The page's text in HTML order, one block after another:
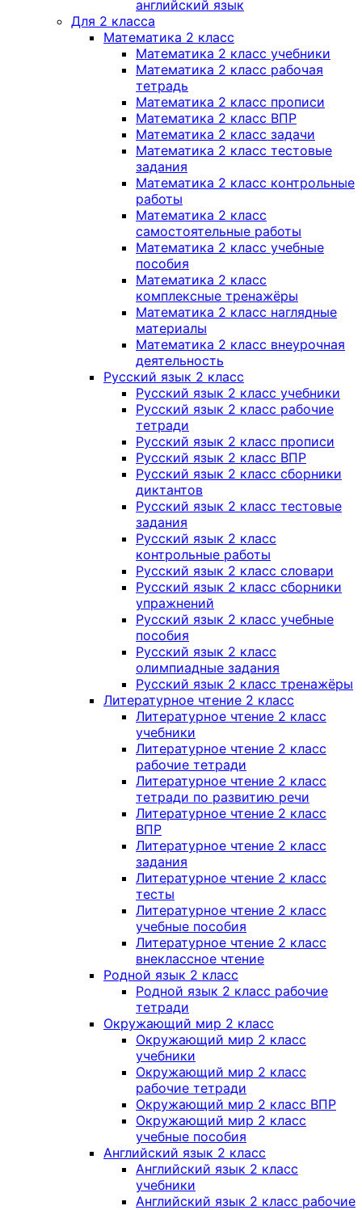
английский язык
Для 2 класса
Математика 2 класс
Математика 2 класс учебники
Математика 2 класс рабочая
тетрадь
Математика 2 класс прописи
Математика 2 класс ВПР
Математика 2 класс задачи
Математика 2 класс тестовые
задания
Математика 2 класс контрольные
работы
Математика 2 класс
самостоятельные работы
Математика 2 класс учебные
пособия
Математика 2 класс
комплексные тренажёры
Математика 2 класс наглядные
материалы
Математика 2 класс внеурочная
деятельность
Русский язык 2 класс
Русский язык 2 класс учебники
Русский язык 2 класс рабочие
тетради
Русский язык 2 класс прописи
Русский язык 2 класс ВПР
Русский язык 2 класс сборники
диктантов
Русский язык 2 класс тестовые
задания
Русский язык 2 класс
контрольные работы
Русский язык 2 класс словари
Русский язык 2 класс сборники
упражнений
Русский язык 2 класс учебные
пособия
Русский язык 2 класс
олимпиадные задания
Русский язык 2 класс тренажёры
Литературное чтение 2 класс
Литературное чтение 2 класс
учебники
Литературное чтение 2 класс
рабочие тетради
Литературное чтение 2 класс
тетради по развитию речи
Литературное чтение 2 класс
ВПР
Литературное чтение 2 класс
задания
Литературное чтение 2 класс
тесты
Литературное чтение 2 класс
учебные пособия
Литературное чтение 2 класс
внеклассное чтение
Родной язык 2 класс
Родной язык 2 класс рабочие
тетради
Окружающий мир 2 класс
Окружающий мир 2 класс
учебники
Окружающий мир 2 класс
рабочие тетради
Окружающий мир 2 класс ВПР
Окружающий мир 2 класс
учебные пособия
Английский язык 2 класс
Английский язык 2 класс
учебники
Английский язык 2 класс рабочие